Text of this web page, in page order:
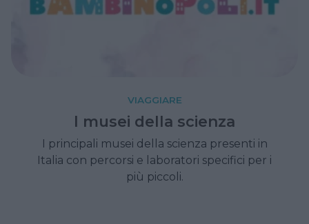
VIAGGIARE
I musei della scienza
I principali musei della scienza presenti in
Italia con percorsi e laboratori specifici per i
più piccoli.